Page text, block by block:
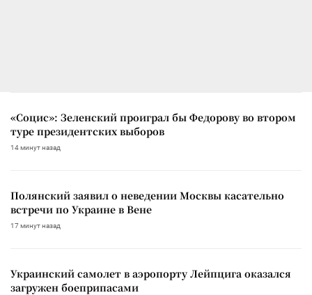
«Социс»: Зеленский проиграл бы Федорову во втором
туре президентских выборов
14 минут назад
Полянский заявил о неведении Москвы касательно
встречи по Украине в Вене
17 минут назад
Украинский самолет в аэропорту Лейпцига оказался
загружен боеприпасами